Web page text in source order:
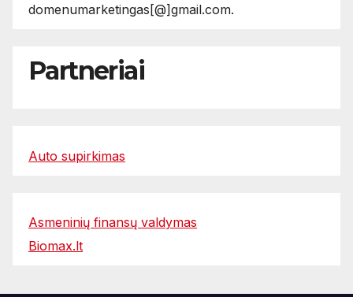
domenumarketingas[@]gmail.com.
Partneriai
Auto supirkimas
Asmeninių finansų valdymas
Biomax.lt